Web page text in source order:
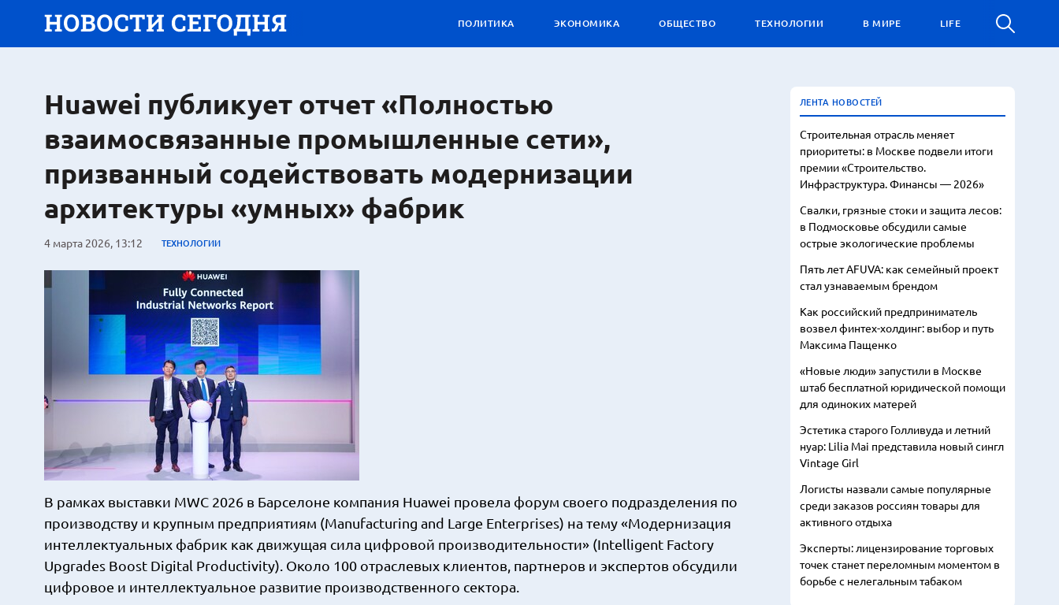
ПОЛИТИКА ЭКОНОМИКА ОБЩЕСТВО ТЕХНОЛОГИИ В МИРЕ LIFE
Huawei публикует отчет «Полностью
взаимосвязанные промышленные сети»,
призванный содействовать модернизации
архитектуры «умных» фабрик
4 марта 2026, 13:12 ТЕХНОЛОГИИ
В рамках выставки MWC 2026 в Барселоне компания Huawei провела форум своего подразделения по
производству и крупным предприятиям (Manufacturing and Large Enterprises) на тему «Модернизация
интеллектуальных фабрик как движущая сила цифровой производительности» (Intelligent Factory
Upgrades Boost Digital Productivity). Около 100 отраслевых клиентов, партнеров и экспертов обсудили
цифровое и интеллектуальное развитие производственного сектора.
ЛЕНТА НОВОСТЕЙ
Строительная отрасль меняет
приоритеты: в Москве подвели итоги
премии «Строительство.
Инфраструктура. Финансы — 2026»
Свалки, грязные стоки и защита лесов:
в Подмосковье обсудили самые
острые экологические проблемы
Пять лет AFUVA: как семейный проект
стал узнаваемым брендом
Как российский предприниматель
возвел финтех-холдинг: выбор и путь
Максима Пащенко
«Новые люди» запустили в Москве
штаб бесплатной юридической помощи
для одиноких матерей
Эстетика старого Голливуда и летний
нуар: Lilia Mai представила новый сингл
Vintage Girl
Логисты назвали самые популярные
среди заказов россиян товары для
активного отдыха
Эксперты: лицензирование торговых
точек станет переломным моментом в
борьбе с нелегальным табаком